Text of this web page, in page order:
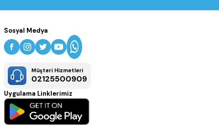
Sosyal Medya
Müşteri Hizmetleri
02125500909
Uygulama Linklerimiz